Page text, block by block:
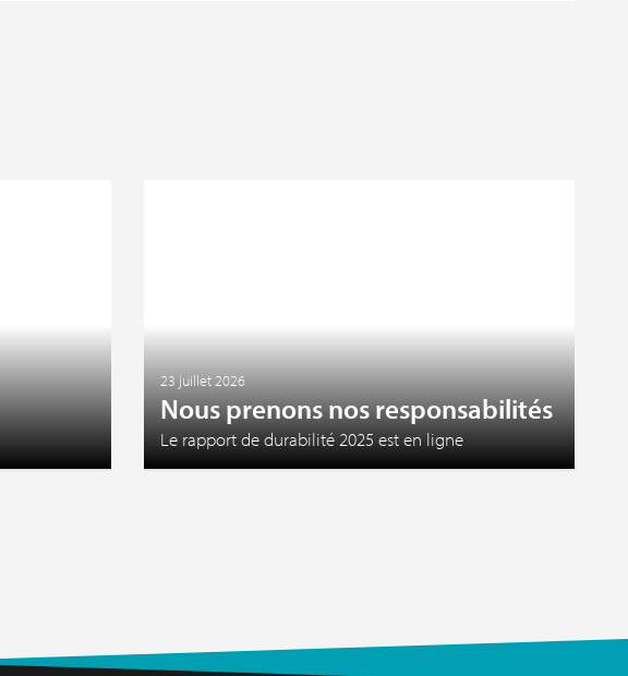
23 juillet 2026
Nous prenons nos responsabilités
Le rapport de durabilité 2025 est en ligne